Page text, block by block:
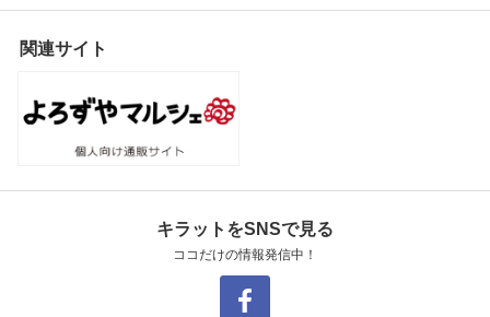
関連サイト
キラットをSNSで見る
ココだけの情報発信中！